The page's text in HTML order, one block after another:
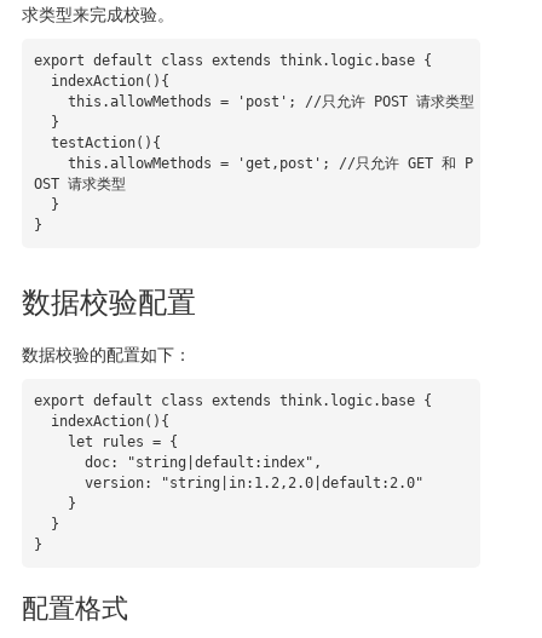
求类型来完成校验。
export default class extends think.logic.base {
OST 请求类型
}
数据校验配置
数据校验的配置如下：
export default class extends think.logic.base {
}
配置格式